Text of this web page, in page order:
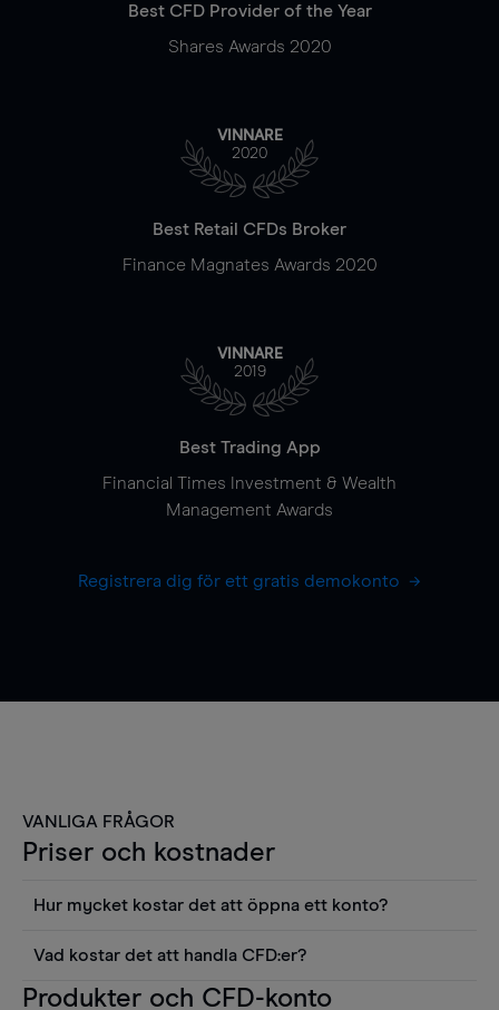
Best CFD Provider of the Year
Shares Awards 2020
VINNARE
2020
Best Retail CFDs Broker
Finance Magnates Awards 2020
VINNARE
2019
Best Trading App
Financial Times Investment & Wealth
Management Awards
Registrera dig för ett gratis demokonto
VANLIGA FRÅGOR
Priser och kostnader
Hur mycket kostar det att öppna ett konto?
använda sådana verktyg som diagram, Reuters
Vad kostar det att handla CFD:er?
Det är en rad kostnader att tänka på när man
Produkter och CFD-konto